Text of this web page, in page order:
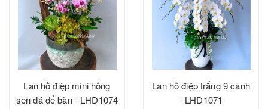
Lan hồ điệp mini hồng
sen đá để bàn - LHD1074
Lan hồ điệp trắng 9 cành
- LHD1071